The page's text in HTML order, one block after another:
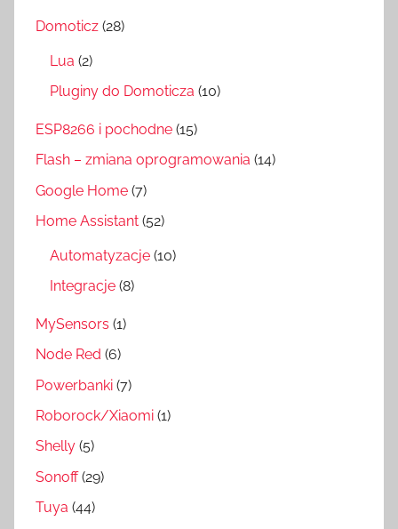
Domoticz (28)
Lua (2)
Pluginy do Domoticza (10)
ESP8266 i pochodne (15)
Flash – zmiana oprogramowania (14)
Google Home (7)
Home Assistant (52)
Automatyzacje (10)
Integracje (8)
MySensors (1)
Node Red (6)
Powerbanki (7)
Roborock/Xiaomi (1)
Shelly (5)
Sonoff(29)
Tuya (44)